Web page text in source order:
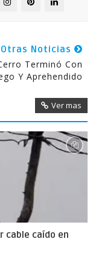
Otras Noticias
Terminó Con
Y Aprehendido
Ver mas
cable caído en